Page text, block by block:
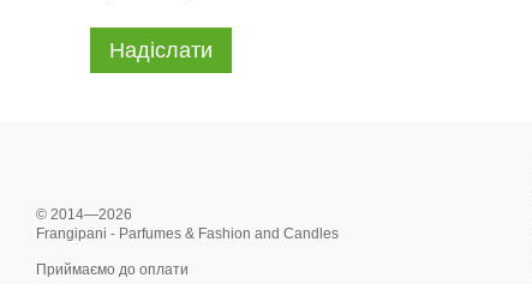
Надіслати
© 2014—2026
Frangipani - Parfumes & Fashion and Candles
Приймаємо до оплати